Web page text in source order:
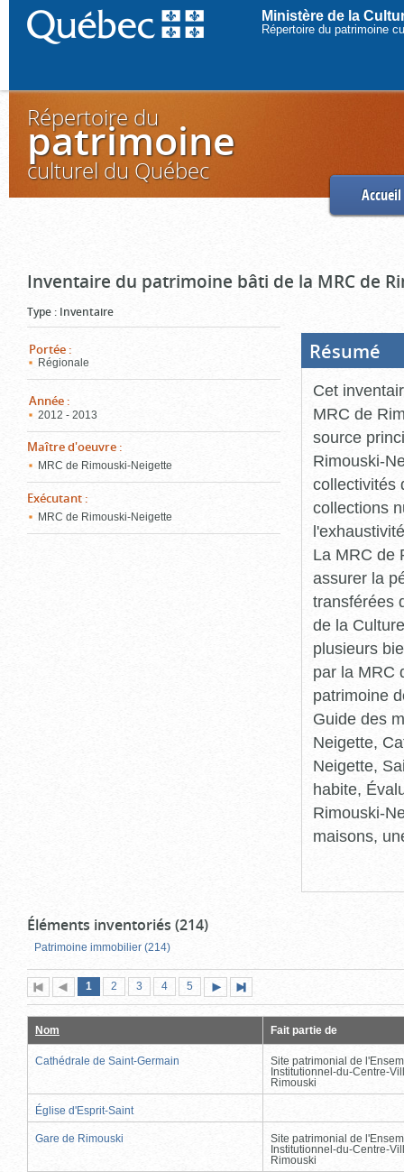
Ministère de la
Répertoire du patrimoine
Répertoire du
patrimoine
culturel du Québec
Accueil
Inventaire du patrimoine bâti de la MRC de
Type : Inventaire
Portée :
Régionale
Année :
2012 - 2013
Maître d'oeuvre :
MRC de Rimouski-Neigette
Exécutant :
MRC de Rimouski-Neigette
Résumé
Cet
MRC de
source
Rimouski-
collectivités
collections
La MRC de
assurer la
transférées
de la
plusieurs
par la MRC
patrimoine
Guide des
Neigette,
Neigette,
habite,
Rimouski-
maisons,
Éléments inventoriés (214)
Patrimoine immobilier (214)
Première
page
Page
précédente
Page
1 (page
actuelle)
Page
2 Page
3 Page
4 Page
5
suivante
page
Nom Fait partie de
Cathédrale de Saint-Germain
Site patrimonial de
Institutionnel-du-Centre-
Rimouski
Église d'Esprit-Saint
Gare de Rimouski
Site patrimonial de
Institutionnel-du-Centre-
Rimouski